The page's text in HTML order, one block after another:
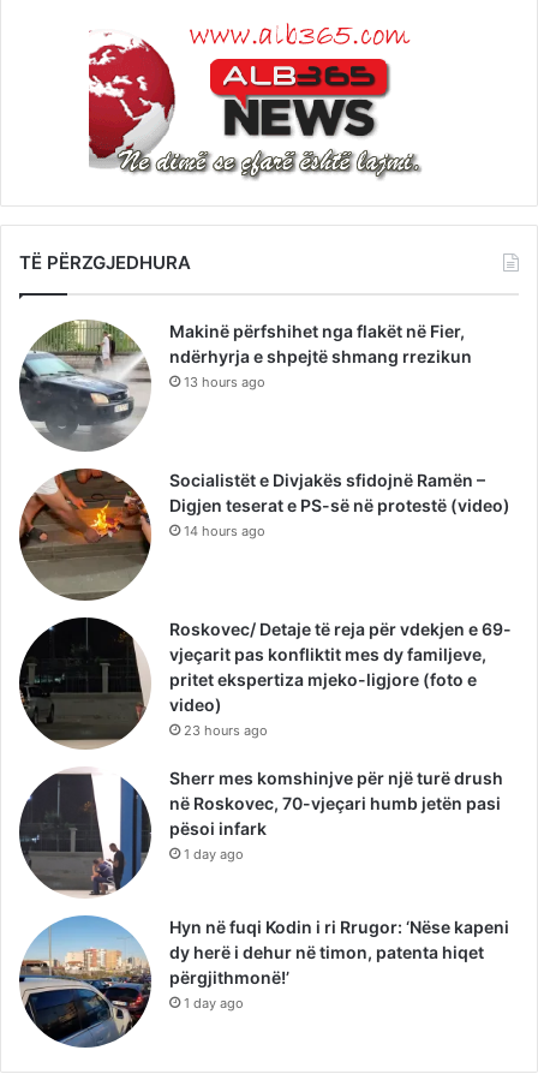
TË PËRZGJEDHURA
Makinë përfshihet nga flakët në Fier,
ndërhyrja e shpejtë shmang rrezikun
13 hours ago
Socialistët e Divjakës sfidojnë Ramën –
Digjen teserat e PS-së në protestë (video)
14 hours ago
Roskovec/ Detaje të reja për vdekjen e 69-
vjeçarit pas konfliktit mes dy familjeve,
pritet ekspertiza mjeko-ligjore (foto e
video)
23 hours ago
Sherr mes komshinjve për një turë drush
në Roskovec, 70-vjeçari humb jetën pasi
pësoi infark
1 day ago
Hyn në fuqi Kodin i ri Rrugor: ‘Nëse kapeni
dy herë i dehur në timon, patenta hiqet
përgjithmonë!’
1 day ago